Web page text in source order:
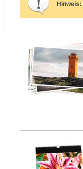
Hinweis: